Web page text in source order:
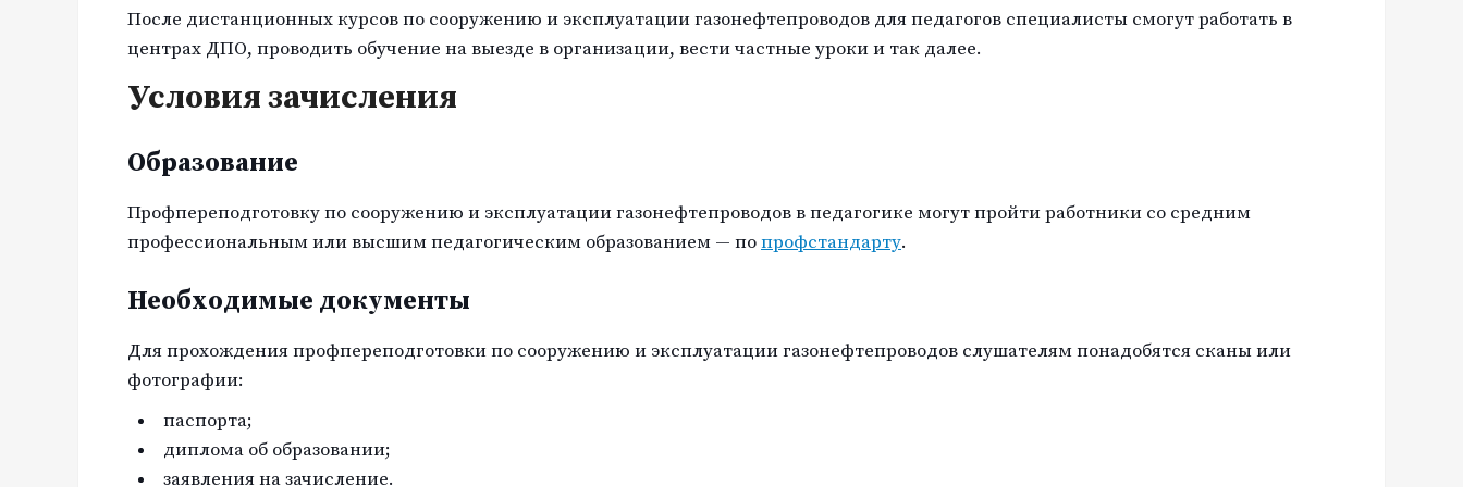
После дистанционных курсов по сооружению и эксплуатации газонефтепроводов для педагогов специалисты смогут работать в
центрах ДПО, проводить обучение на выезде в организации, вести частные уроки и так далее.
Условия зачисления
Образование
Профпереподготовку по сооружению и эксплуатации газонефтепроводов в педагогике могут пройти работники со средним
профессиональным или высшим педагогическим образованием — попрофстандарту.
Необходимые документы
Для прохождения профпереподготовки по сооружению и эксплуатации газонефтепроводов слушателям понадобятся сканы или
фотографии:
паспорта;
диплома об образовании;
заявления на зачисление.